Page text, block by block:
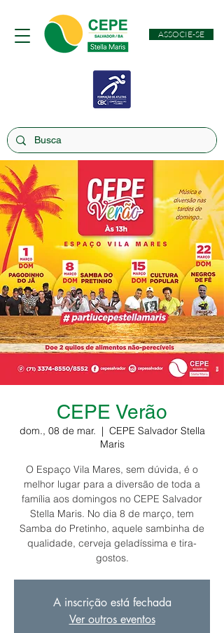
ASSOCIE-SE
CEPE Verão
dom., 08 de mar.
  |
CEPE Salvador Stella
Maris
O Espaço Vila Mares, sem dúvida, é o
melhor lugar para a diversão de toda a
família aos domingos no CEPE Salvador
Stella Maris. No dia 8 de março, tem
Samba do Pretinho, aquele sambinha de
qualidade, cerveja geladíssima e tira-
gostos.
A inscrição está fechada
Ver outros eventos